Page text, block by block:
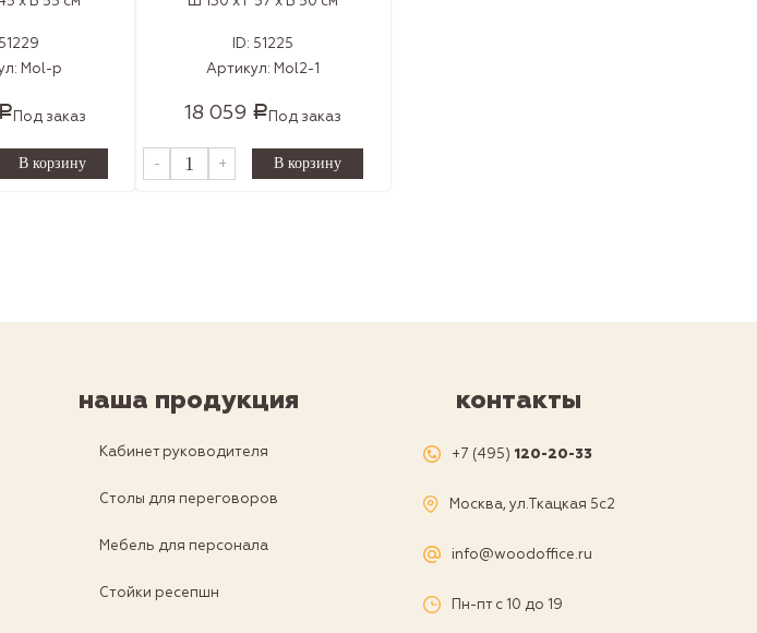
51229
Mol-p
Под заказ
ID: 51225
Артикул: Mol2-1
18 059 Р Под заказ
- +
наша продукция
Кабинет руководителя
Столы для переговоров
Мебель для персонала
Стойки ресепшн
контакты
+7 (495) 120-20-33
Москва, ул.Ткацкая 5с2
info@woodoffice.ru
Пн-пт с 10 до 19